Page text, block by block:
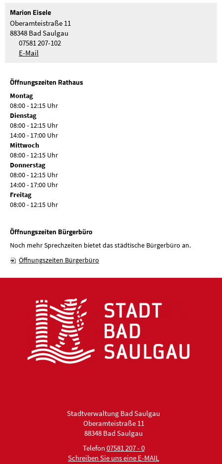
Marion Eisele
Oberamteistraße 11
88348 Bad Saulgau
07581 207-102
E-Mail
Öffnungszeiten Rathaus
Montag
08:00 - 12:15 Uhr
Dienstag
08:00 - 12:15 Uhr
14:00 - 17:00 Uhr
Mittwoch
08:00 - 12:15 Uhr
Donnerstag
08:00 - 12:15 Uhr
14:00 - 17:00 Uhr
Freitag
08:00 - 12:15 Uhr
Öffnungszeiten Bürgerbüro
Noch mehr Sprechzeiten bietet das städtische Bürgerbüro an.
Öffnungszeiten Bürgerbüro
Stadtverwaltung Bad Saulgau
Oberamteistraße 11
88348 Bad Saulgau
Telefon 07581 207 - 0
Schreiben Sie uns eine E-MAIL